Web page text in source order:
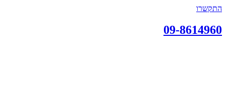
התקשרו
09-8614960